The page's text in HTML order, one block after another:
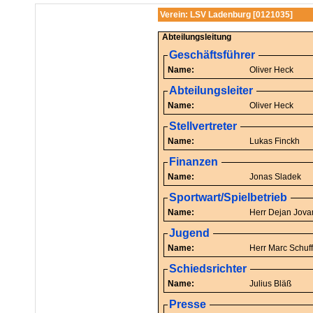
Verein: LSV Ladenburg [0121035]
Abteilungsleitung
Geschäftsführer
Name: Oliver Heck
Abteilungsleiter
Name: Oliver Heck
Stellvertreter
Name: Lukas Finckh
Finanzen
Name: Jonas Sladek
Sportwart/Spielbetrieb
Name: Herr
Jugend
Name: Herr Marc Schuff
Schiedsrichter
Name: Julius Bläß
Presse